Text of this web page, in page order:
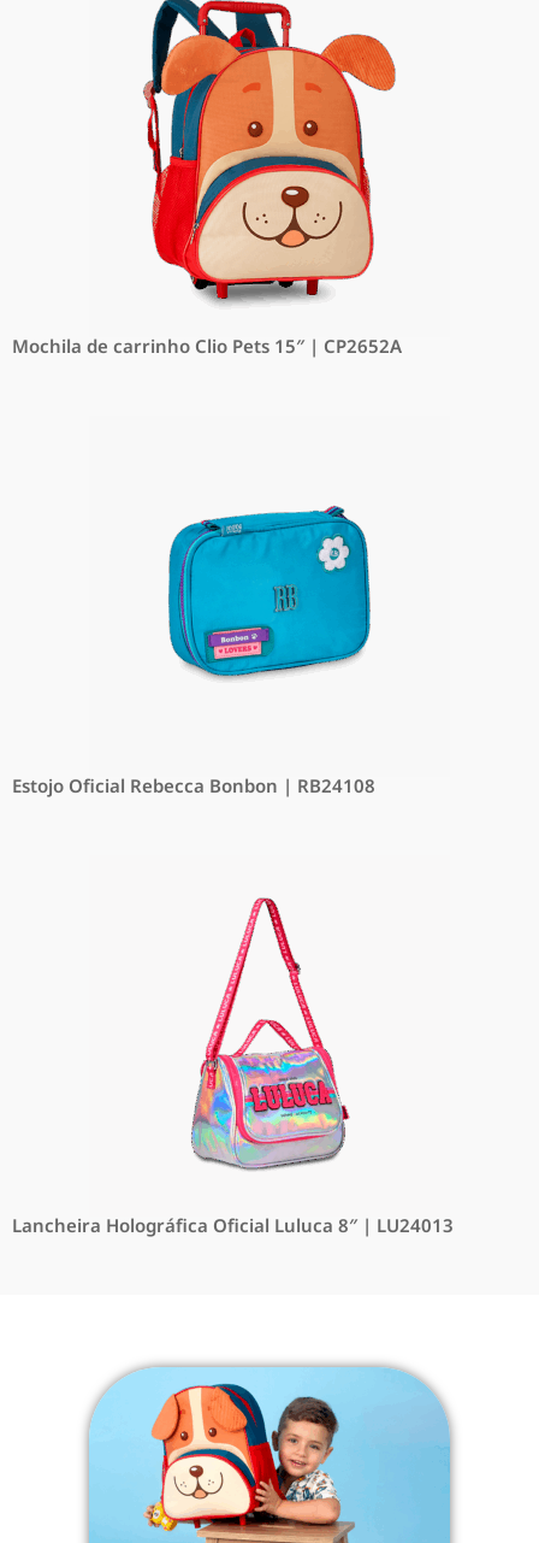
Mochila de carrinho Clio Pets 15″ | CP2652A
Estojo Oficial Rebecca Bonbon | RB24108
Lancheira Holográfica Oficial Luluca 8″ | LU24013